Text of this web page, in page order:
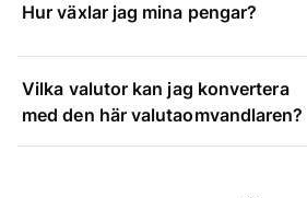
Hur växlar jag mina pengar?
Vilka valutor kan jag konvertera
med den här valutaomvandlaren?